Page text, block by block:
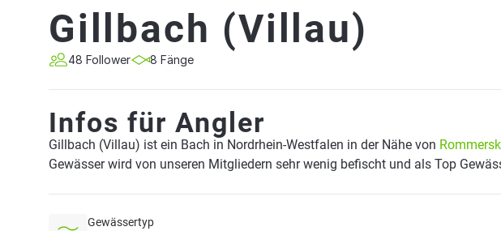
Gillbach (Villau)
48 Follower 8 Fänge
Infos für Angler
Gillbach (Villau) ist ein Bach in Nordrhein-Westfalen in der Nähe von
Gewässer wird von unseren Mitgliedern sehr wenig befischt und als Top
Gewässertyp